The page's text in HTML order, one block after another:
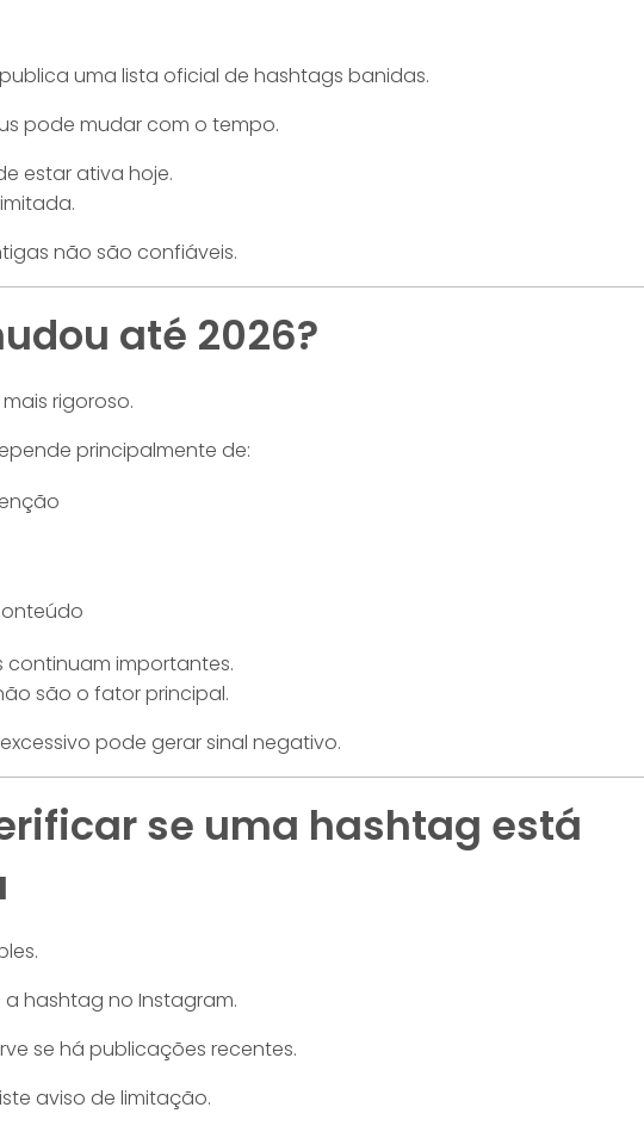
uma lista oficial de hashtags banidas.
pode mudar com o tempo.
estar ativa hoje.
não são confiáveis.
até 2026?
rigoroso.
principalmente de:
continuam importantes.
são o fator principal.
pode gerar sinal negativo.
se uma hashtag está
a hashtag no Instagram.
se há publicações recentes.
aviso de limitação.